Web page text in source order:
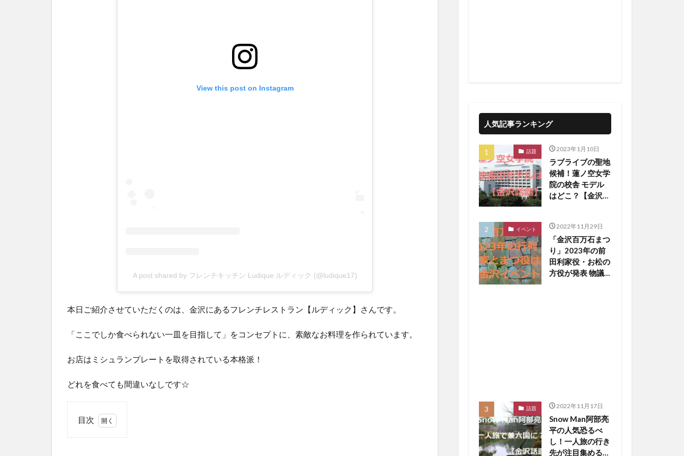
View this post on Instagram
A post shared by フレンチキッチン Ludique ルディック (@ludique17)
本日ご紹介させていただくのは、金沢にあるフレンチレストラン【ルディック】さんです。
「ここでしか食べられない一皿を目指して」をコンセプトに、素敵なお料理を作られています。
お店はミシュランプレートを取得されている本格派！
どれを食べても間違いなしです☆
目次
人気記事ランキング
話題 2023年1月10日
ラブライブの聖地
候補！蓮ノ空女学
院の校舎 モデル
はどこ？【金沢話
イベント 2022年11月29日
「金沢百万石まつ
り」2023年の前
田利家役・お松の
方役が発表 物議
話題 2022年11月17日
Snow Man阿部亮
平の人気恐るべ
し！一人旅の行き
先が注目集める